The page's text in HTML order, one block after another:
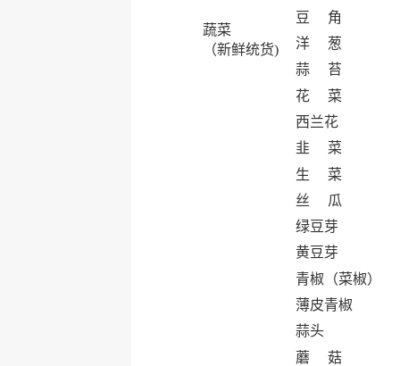
蔬菜
（新鲜统货)
豆 角
洋 葱
蒜 苔
花 菜
西兰花
韭 菜
生 菜
丝 瓜
绿豆芽
黄豆芽
青椒（菜椒）
薄皮青椒
蒜头
蘑 菇